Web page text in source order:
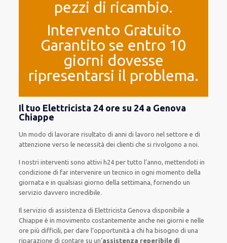
pezzi di ricambio.
Intervento Gratuito
Garantito se entro 10
giorni dovesse
ripresentarsi il problema.
Il tuo Elettricista 24 ore su 24 a Genova
Chiappe
Un modo di lavorare risultato di anni di lavoro nel settore e di
attenzione verso le necessitàdei clienti che si rivolgono a noi.
I nostri interventi sono attivi h24pertutto l’anno, mettendoti in
condizione di farintervenire untecnico inogni momento della
giornata e inqualsiasi giorno della settimana, fornendo un
serviziodavvero incredibile.
Il servizio di assistenza di Elettricista Genovadisponibile a
Chiappe èin movimento costantemente anchenei giorni e nelle
ore piùdifficili, perdare l’opportunità a chi ha bisogno di una
riparazione dicontare su un’assistenza reperibile di